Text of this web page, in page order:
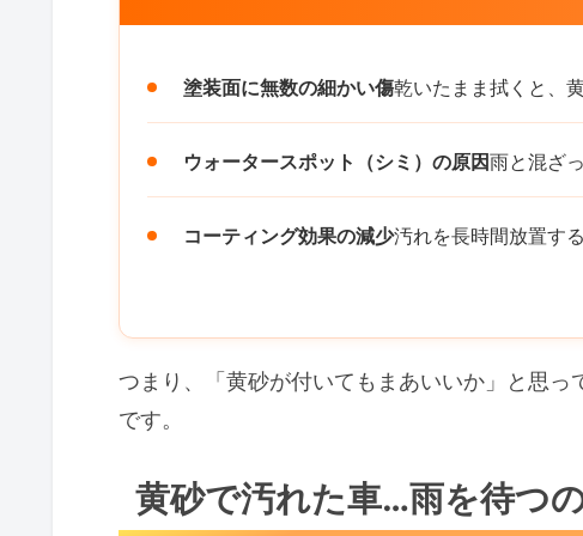
塗装面に無数の細かい傷乾いたまま拭くと、
ウォータースポット（シミ）の原因雨と混ざ
コーティング効果の減少汚れを長時間放置す
つまり、「黄砂が付いてもまあいいか」と思っ
です。
黄砂で汚れた車…雨を待つ